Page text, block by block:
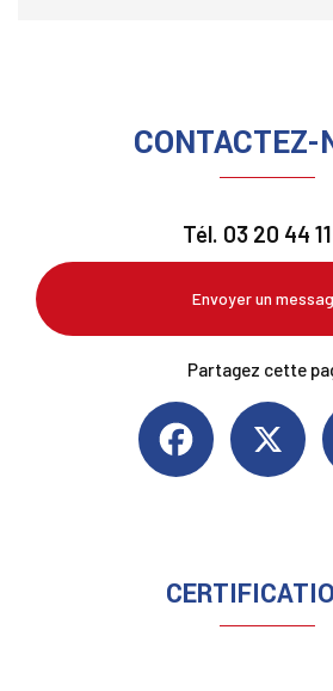
CONTACTEZ-
Tél. 03 20 44 11
Envoyer un
Partagez cette
Facebook